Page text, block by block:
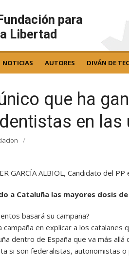
para
Libertad
NOTICIAS AUTORES DIVÁN DE
que ha
en las
/
GARCÍA ALBIOL, Candidato del PP
a Cataluña las mayores dosis
basará su campaña?
en explicar a los catalanes
dentro de España que va más
si son federalistas, autonomistas